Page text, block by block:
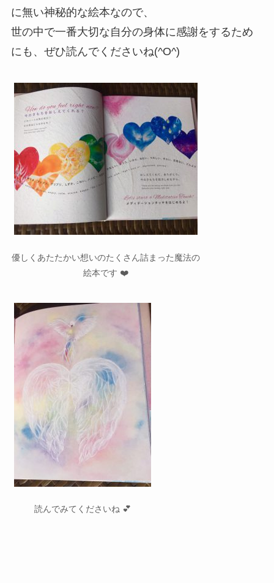
に無い神秘的な絵本なので、
世の中で一番大切な自分の身体に感謝をするため
にも、ぜひ読んでくださいね(^O^)
優しくあたたかい想いのたくさん詰まった魔法の
絵本です ❤️
読んでみてくださいね 💕